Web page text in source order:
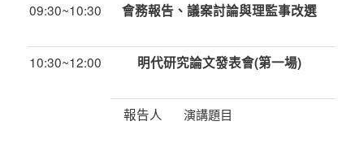
09:30~10:30 會務報告、議案討論與理監事改選
10:30~12:00 明代研究論文發表會(第一場)
報告人 演講題目